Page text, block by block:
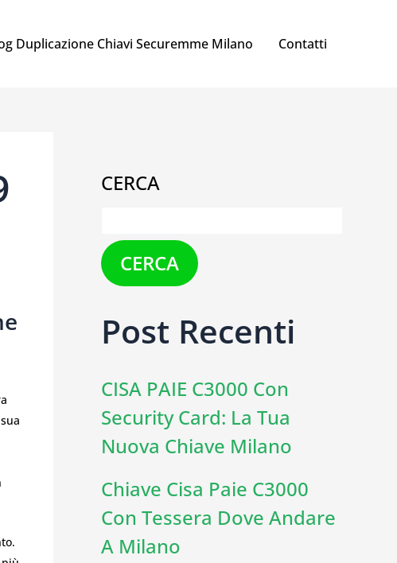
Duplicazione Chiavi Securemme Milano Contatti
CERCA
CERCA
Post Recenti
CISA PAIE C3000 Con
Security Card: La Tua
Nuova Chiave Milano
Chiave Cisa Paie C3000
Con Tessera Dove Andare
A Milano